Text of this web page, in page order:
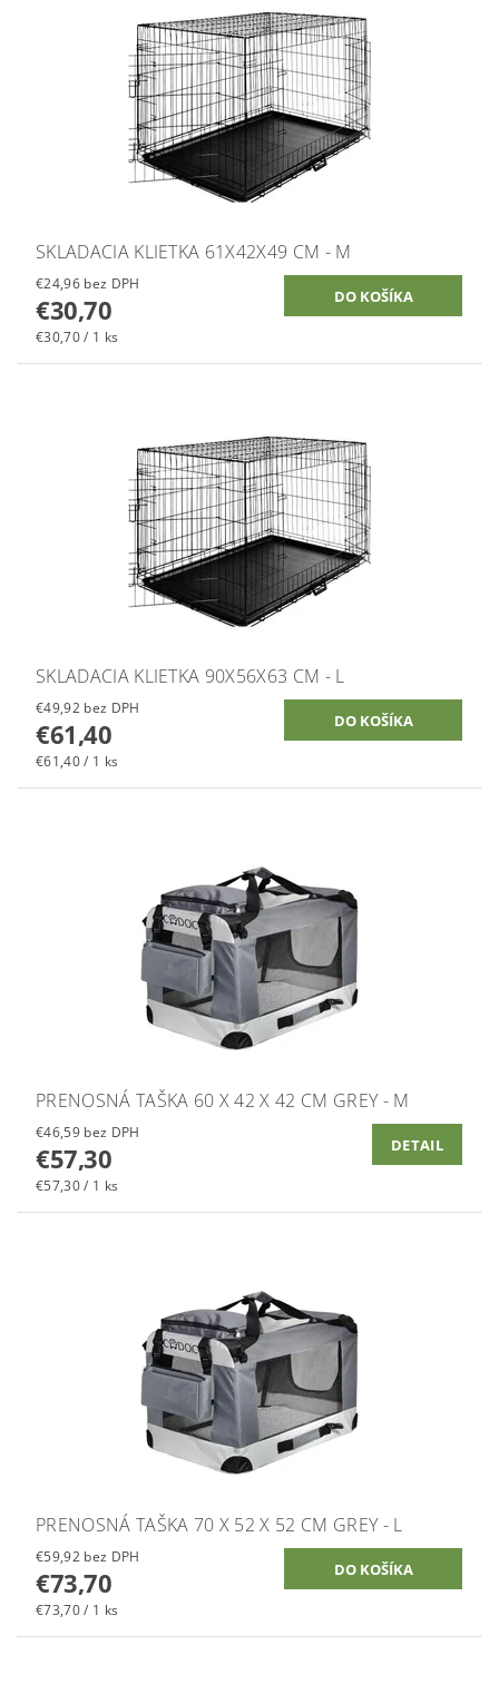
SKLADACIA KLIETKA 61X42X49 CM - M
€24,96 bez DPH
€30,70
€30,70 / 1 ks
SKLADACIA KLIETKA 90X56X63 CM - L
€49,92 bez DPH
€61,40
€61,40 / 1 ks
PRENOSNÁ TAŠKA 60 X 42 X 42 CM GREY - M
€46,59 bez DPH
€57,30
€57,30 / 1 ks
DETAIL
PRENOSNÁ TAŠKA 70 X 52 X 52 CM GREY - L
€59,92 bez DPH
€73,70
€73,70 / 1 ks